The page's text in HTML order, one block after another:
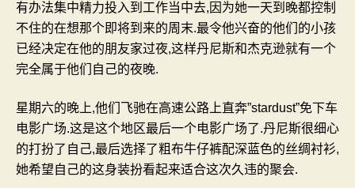
有办法集中精力投入到工作当中去, 因为她一天到晚都控制
不住的在想那个即将到来的周末.最令他兴奋的他们的小孩
已经决定在他的朋友家过夜,这样丹尼斯和杰克逊就有一个
完全属于他们自己的夜晚.
星期六的晚上,他们飞驰在高速公路上直奔”stardust”免下车
电影广场.这是这个地区最后一个电影广场了.丹尼斯很细心
的打扮了自己,最后选择了粗布牛仔裤配深蓝色的丝绸衬衫,
她希望自己的这身装扮看起来适合这次久违的聚会.